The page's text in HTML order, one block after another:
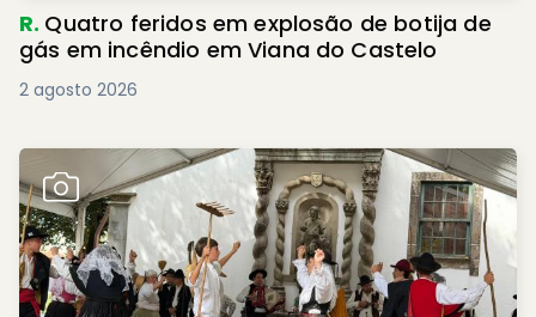
R. Quatro feridos em explosão de botija de
gás em incêndio em Viana do Castelo
2 agosto 2026